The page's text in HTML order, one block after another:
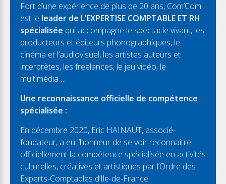
Fort d’une expérience de plus de 20 ans, Com’Com
est le leader de L’EXPERTISE COMPTABLE ET RH
spécialisée qui accompagne le spectacle vivant, les
producteurs et éditeurs phonographiques, le
cinéma et l’audiovisuel, les artistes auteurs et
interprètes, les freelances, le jeu vidéo, le
multimédia….
Une reconnaissance officielle de compétence
spécialisée :
En décembre 2020, Eric HAINAUT, associé-
fondateur, a eu l’honneur de se voir reconnaitre
officiellement la compétence spécialisée en activités
culturelles, créatives et artistiques par l’Ordre des
Experts-Comptables d’Ile-de-France.